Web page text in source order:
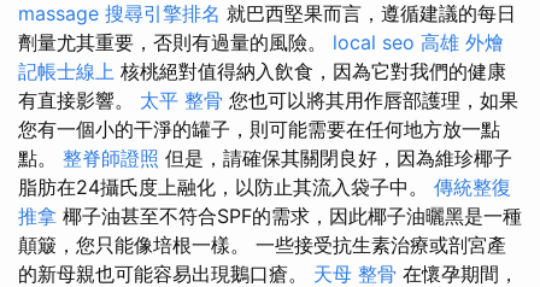
massage 搜尋引擎排名 就巴西堅果而言，遵循建議的每日
劑量尤其重要，否則有過量的風險。 local seo 高雄 外燴
記帳士線上 核桃絕對值得納入飲食，因為它對我們的健康
有直接影響。 太平 整骨 您也可以將其用作唇部護理，如果
您有一個小的干淨的罐子，則可能需要在任何地方放一點
點。 整脊師證照 但是，請確保其關閉良好，因為維珍椰子
脂肪在24攝氏度上融化，以防止其流入袋子中。 傳統整復
推拿 椰子油甚至不符合SPF的需求，因此椰子油曬黑是一種
顛簸，您只能像培根一樣。 一些接受抗生素治療或剖宮產
的新母親也可能容易出現鵝口瘡。 天母 整骨 在懷孕期間，